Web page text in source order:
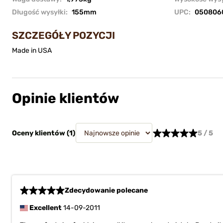
Długość wysyłki: 155mm UPC:
SZCZEGÓŁY POZYCJI
Made in USA
Opinie klientów
Oceny klientów (1) 5 / 5
Zdecydowanie polecane
Excellent14-09-2011